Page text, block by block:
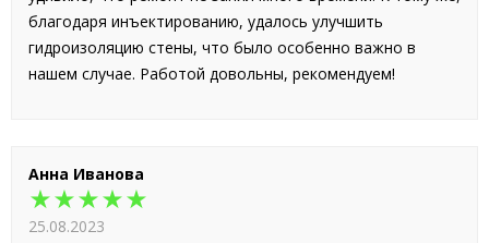
благодаря инъектированию, удалось улучшить
гидроизоляцию стены, что было особенно важно в
нашем случае. Работой довольны, рекомендуем!
Анна Иванова
★★★★★
25.08.2023